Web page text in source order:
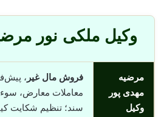
وکیل ملکی نور
مرضیه
مهدی پور
وکیل
فروش مال غیر ،
معاملات معارض،
سند؛ تنظیم شکایت